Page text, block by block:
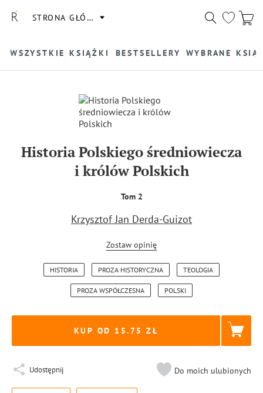
STRONA GŁÓWNA
WSZYSTKIE KSIĄŻKI BESTSELLERY WYBRANE
Historia Polskiego średniowiecza
i królów Polskich
Tom 2
Krzysztof Jan Derda-Guizot
Zostaw opinię
HISTORIA PROZA HISTORYCZNA TEOLOGIA
PROZA WSPÓŁCZESNA POLSKI
KUP OD 15.75
Udostępnij Do moich ulubionych